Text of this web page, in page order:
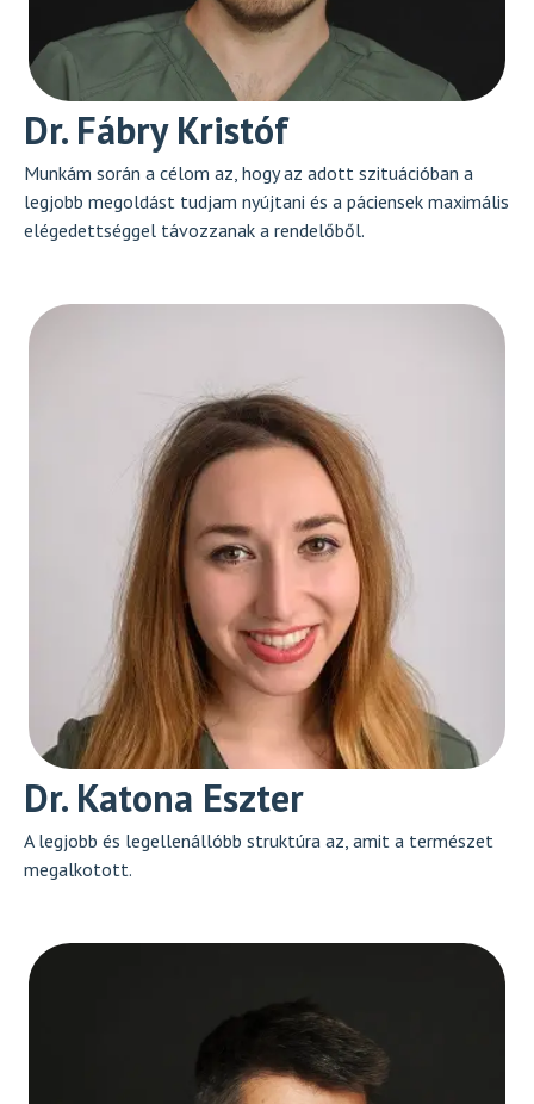
Dr. Fábry Kristóf
Munkám során a célom az, hogy az adott szituációban a
legjobb megoldást tudjam nyújtani és a páciensek maximális
elégedettséggel távozzanak a rendelőből.
Dr. Katona Eszter
A legjobb és legellenállóbb struktúra az, amit a természet
megalkotott.